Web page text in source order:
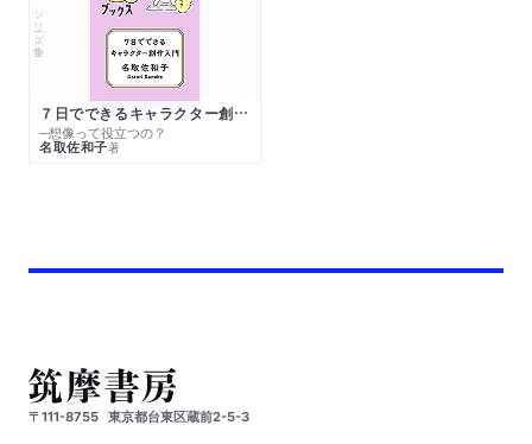
シリーズ・全集
７日でできるキャラクター創作入門
─想像って役立つの？
名取佐和子著
〒111-8755 東京都台東区蔵前2-5-3